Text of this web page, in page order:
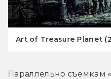
Art of Treasure Planet
Параллельно съёмкам